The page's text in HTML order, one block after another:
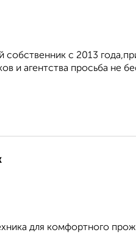
с 2013
и агентства просьба не
для комфортного